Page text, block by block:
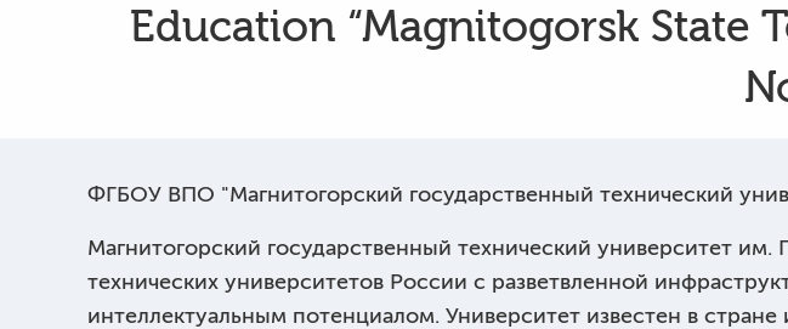
Education “Magnitogorsk State
ФГБОУ ВПО "Магнитогорский государственный технический
Магнитогорский государственный технический университет
технических университетов России с разветвленной
интеллектуальным потенциалом. Университет известен в